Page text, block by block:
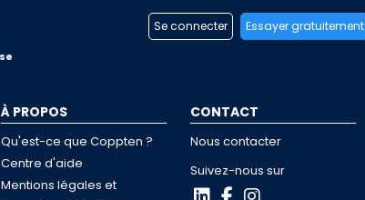
Se connecter Essayer gratuitement
À PROPOS
Qu'est-ce que Coppten ?
Centre d'aide
Mentions légales et
CONTACT
Nous contacter
Suivez-nous sur